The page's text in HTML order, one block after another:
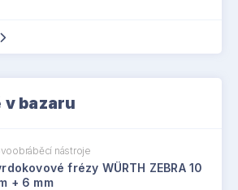
v bazaru
nástroje
frézy WÜRTH ZEBRA 10
+ 6 mm